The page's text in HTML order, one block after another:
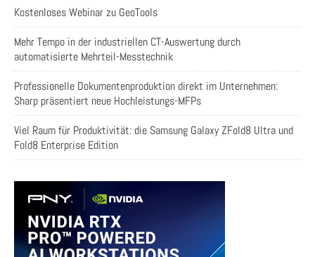
Kostenloses Webinar zu GeoTools
Mehr Tempo in der industriellen CT-Auswertung durch
automatisierte Mehrteil-Messtechnik
Professionelle Dokumentenproduktion direkt im Unternehmen:
Sharp präsentiert neue Hochleistungs-MFPs
Viel Raum für Produktivität: die Samsung Galaxy ZFold8 Ultra und
Fold8 Enterprise Edition